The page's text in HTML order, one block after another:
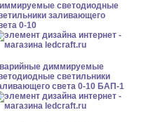
светодиодные
заливающего
0-10
диммируемые
светильники
света 0-10 БАП-1